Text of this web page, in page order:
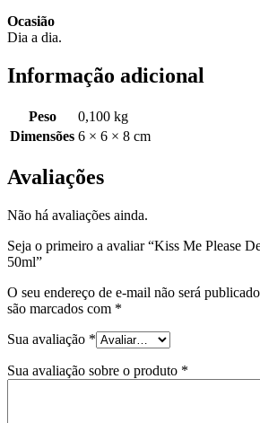
Ocasião
Dia a dia.
Informação adicional
Peso
0,100 kg
Dimensões 6 × 6 × 8 cm
Avaliações
Não há avaliações ainda.
Seja o primeiro a avaliar “Kiss Me Please
50ml”
O seu endereço de e-mail não será
são marcados com *
Sua avaliação *
Sua avaliação sobre o produto *